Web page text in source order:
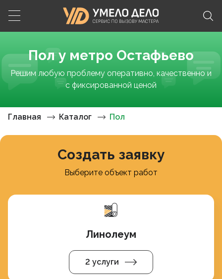
Пол у метро Остафьево
Решим любую проблему оперативно, качественно и
с фиксированной ценой
Главная Каталог Пол
Создать заявку
Выберите объект работ
Линолеум
2 услуги